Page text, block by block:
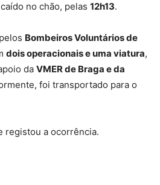
no chão, pelas 12h13.
Bombeiros Voluntários de
dois operacionais e uma viatura,
da VMER de Braga e da
foi transportado para o
registou a ocorrência.